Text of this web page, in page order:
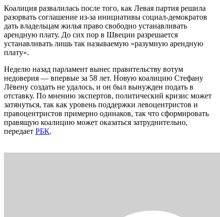
Коалиция развалилась после того, как Левая партия решила
разорвать соглашение из-за инициативы социал-демократов
дать владельцам жилья право свободно устанавливать
арендную плату. До сих пор в Швеции разрешается
устанавливать лишь так называемую «разумную арендную
плату».
Неделю назад парламент вынес правительству вотум
недоверия — впервые за 58 лет. Новую коалицию Стефану
Лёвену создать не удалось, и он был вынужден подать в
отставку. По мнению экспертов, политический кризис может
затянуться, так как уровень поддержки левоцентристов и
правоцентристов примерно одинаков, так что сформировать
правящую коалицию может оказаться затруднительно,
передает РБК.